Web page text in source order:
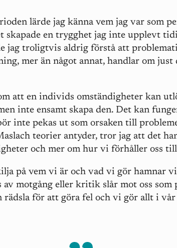
lärde jag känna vem jag var som
skapade en trygghet jag inte upplevt
jag troligtvis aldrig förstå att
mer än något annat, handlar om just
att en individs omständigheter kan
inte ensamt skapa den. Det kan
inte pekas ut som orsaken till
teorier antyder, tror jag att det
och mer om hur vi förhåller oss
på vem vi är och vad vi gör hamnar
av motgång eller kritik slår mot oss som
rädsla för att göra fel och vi gör allt i